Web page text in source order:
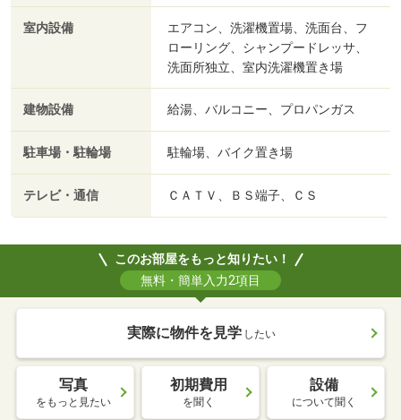
室内設備
エアコン、洗濯機置場、洗面台、フ
ローリング、シャンプードレッサ、
洗面所独立、室内洗濯機置き場
建物設備 給湯、バルコニー、プロパンガス
駐車場・駐輪場 駐輪場、バイク置き場
テレビ・通信 ＣＡＴＶ、ＢＳ端子、ＣＳ
このお部屋をもっと知りたい！
無料・簡単入力2項目
実際に物件を見学 したい
写真
をもっと見たい
初期費用
を聞く
設備
について聞く